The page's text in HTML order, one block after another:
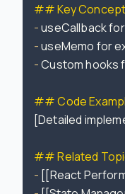
## Key
-
-
- Custom hooks
## Code
[Detailed
## Related
-